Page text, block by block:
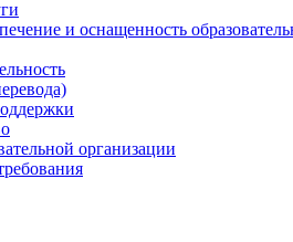
и оснащенность
организации